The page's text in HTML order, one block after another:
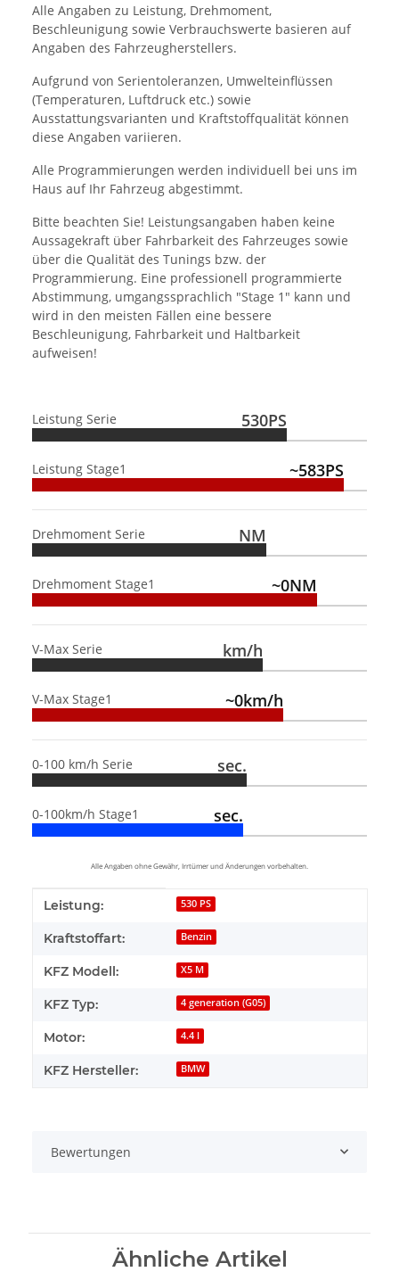
Alle Angaben zu Leistung, Drehmoment,
Beschleunigung sowie Verbrauchswerte basieren auf
Angaben des Fahrzeugherstellers.
Aufgrund von Serientoleranzen, Umwelteinflüssen
(Temperaturen, Luftdruck etc.) sowie
Ausstattungsvarianten und Kraftstoffqualität können
diese Angaben variieren.
Alle Programmierungen werden individuell bei uns im
Haus auf Ihr Fahrzeug abgestimmt.
Bitte beachten Sie! Leistungsangaben haben keine
Aussagekraft über Fahrbarkeit des Fahrzeuges sowie
über die Qualität des Tunings bzw. der
Programmierung. Eine professionell programmierte
Abstimmung, umgangssprachlich "Stage 1" kann und
wird in den meisten Fällen eine bessere
Beschleunigung, Fahrbarkeit und Haltbarkeit
aufweisen!
Leistung Serie 530PS
Leistung Stage1 ~583PS
Drehmoment Serie NM
Drehmoment Stage1 ~0NM
V-Max Serie km/h
V-Max Stage1 ~0km/h
0-100 km/h Serie sec.
0-100km/h Stage1 sec.
Alle Angaben ohne Gewähr, Irrtümer und Änderungen vorbehalten.
Produkteigenschaft
Wert
Leistung: 530 PS
Kraftstoffart: Benzin
KFZ Modell: X5 M
KFZ Typ: 4 generation (G05)
Motor: 4.4 l
KFZ Hersteller: BMW
Bewertungen
Ähnliche Artikel